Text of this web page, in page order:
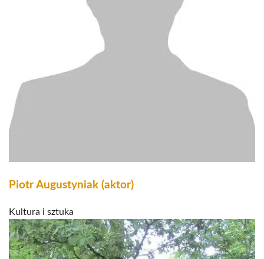
Piotr Augustyniak (aktor)
Kultura i sztuka